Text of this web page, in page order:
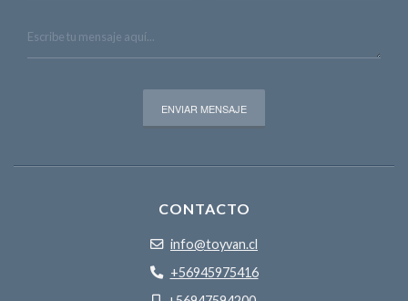
CONTACTO
info@toyvan.cl
+56945975416